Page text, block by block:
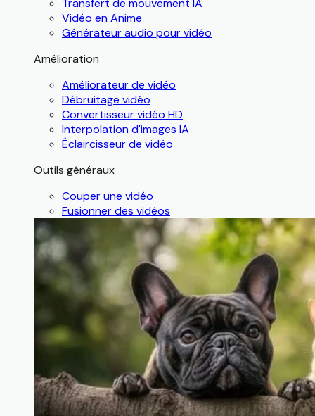
Transfert de mouvement IA
Vidéo en Anime
Générateur audio pour vidéo
Amélioration
Améliorateur de vidéo
Débruitage vidéo
Convertisseur vidéo HD
Interpolation d'images IA
Éclaircisseur de vidéo
Outils généraux
Couper une vidéo
Fusionner des vidéos